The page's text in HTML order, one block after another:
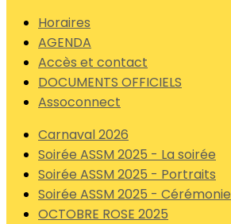
Horaires
AGENDA
Accès et contact
DOCUMENTS OFFICIELS
Assoconnect
Carnaval 2026
Soirée ASSM 2025 - La soirée
Soirée ASSM 2025 - Portraits
Soirée ASSM 2025 - Cérémonie
OCTOBRE ROSE 2025